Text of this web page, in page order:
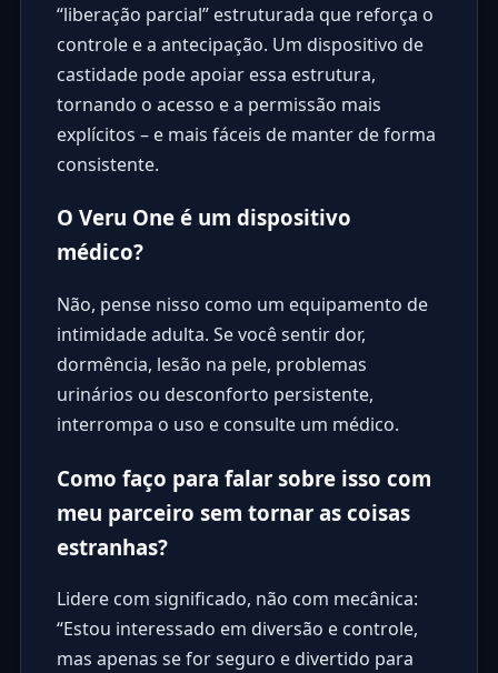
“liberação parcial” estruturada que reforça o
controle e a antecipação. Um dispositivo de
castidade pode apoiar essa estrutura,
tornando o acesso e a permissão mais
explícitos – e mais fáceis de manter de forma
consistente.
O Veru One é um dispositivo
médico?
Não, pense nisso como um equipamento de
intimidade adulta. Se você sentir dor,
dormência, lesão na pele, problemas
urinários ou desconforto persistente,
interrompa o uso e consulte um médico.
Como faço para falar sobre isso com
meu parceiro sem tornar as coisas
estranhas?
Lidere com significado, não com mecânica:
“Estou interessado em diversão e controle,
mas apenas se for seguro e divertido para